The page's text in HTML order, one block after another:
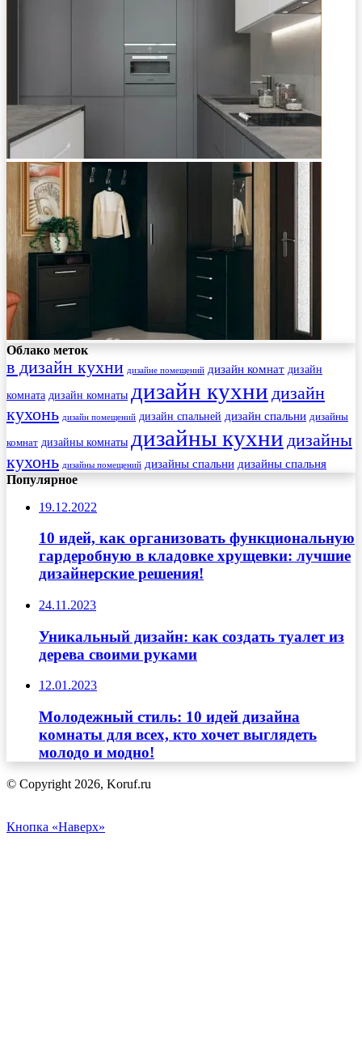
Облако меток
в дизайн кухни дизайне помещений дизайн комнат дизайн
комната дизайн комнаты дизайн кухни дизайн
кухонь дизайн помещений дизайн спальней дизайн спальни дизайны
комнат дизайны комнаты дизайны кухни дизайны
кухонь дизайны помещений дизайны спальни дизайны спальня
Популярное
19.12.2022
10 идей, как организовать функциональную
гардеробную в кладовке хрущевки: лучшие
дизайнерские решения!
24.11.2023
Уникальный дизайн: как создать туалет из
дерева своими руками
12.01.2023
Молодежный стиль: 10 идей дизайна
комнаты для всех, кто хочет выглядеть
молодо и модно!
© Copyright 2026, Koruf.ru
Кнопка «Наверх»